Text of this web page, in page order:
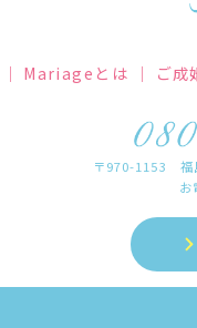
｜ Mariageとは ｜ ご成
〒970-1153 福
お